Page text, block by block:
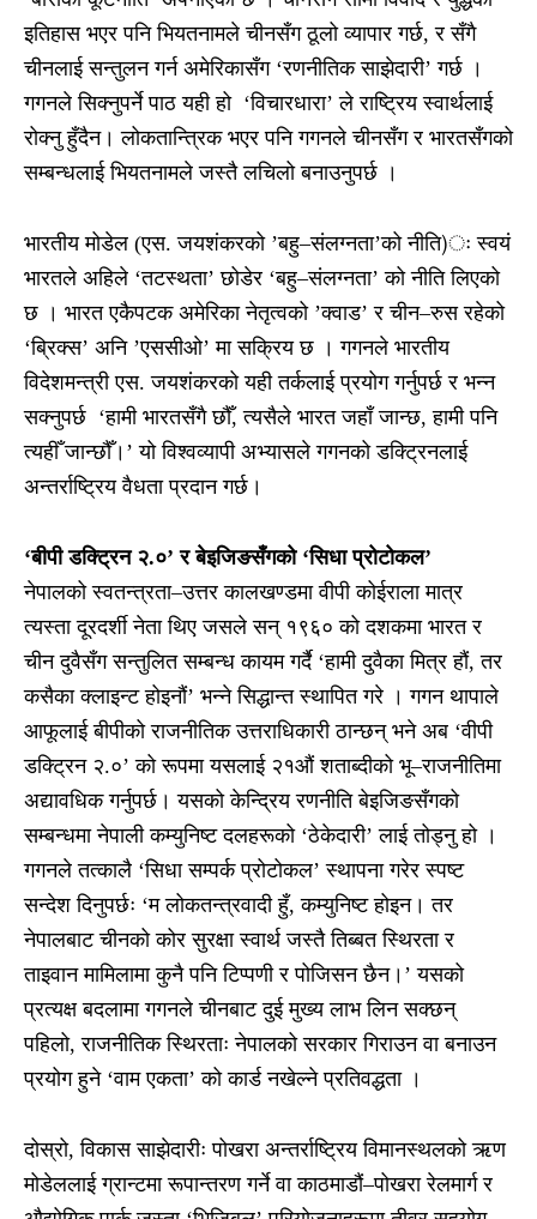
इतिहास भएर पनि भियतनामले चीनसँग ठूलो व्यापार गर्छ, र सँगै
चीनलाई सन्तुलन गर्न अमेरिकासँग ‘रणनीतिक साझेदारी’ गर्छ ।
गगनले सिक्नुपर्ने पाठ यही हो ‘विचारधारा’ ले राष्ट्रिय स्वार्थलाई
रोक्नु हुँदैन। लोकतान्त्रिक भएर पनि गगनले चीनसँग र भारतसँगको
सम्बन्धलाई भियतनामले जस्तै लचिलो बनाउनुपर्छ ।
भारतीय मोडेल (एस. जयशंकरको ’बहु–संलग्नता’को नीति)ः स्वयं
भारतले अहिले ‘तटस्थता’ छोडेर ‘बहु–संलग्नता’ को नीति लिएको
छ । भारत एकैपटक अमेरिका नेतृत्वको ’क्वाड’ र चीन–रुस रहेको
‘ब्रिक्स’ अनि ’एससीओ’ मा सक्रिय छ । गगनले भारतीय
विदेशमन्त्री एस. जयशंकरको यही तर्कलाई प्रयोग गर्नुपर्छ र भन्न
सक्नुपर्छ ‘हामी भारतसँगै छौँ, त्यसैले भारत जहाँ जान्छ, हामी पनि
त्यहीँ जान्छौँ।’ यो विश्वव्यापी अभ्यासले गगनको डक्ट्रिनलाई
अन्तर्राष्ट्रिय वैधता प्रदान गर्छ।
‘बीपी डक्ट्रिन २.०’ र बेइजिङसँगको ‘सिधा प्रोटोकल’
नेपालको स्वतन्त्रता–उत्तर कालखण्डमा वीपी कोईराला मात्र
त्यस्ता दूरदर्शी नेता थिए जसले सन् १९६० को दशकमा भारत र
चीन दुवैसँग सन्तुलित सम्बन्ध कायम गर्दै ‘हामी दुवैका मित्र हौं, तर
कसैका क्लाइन्ट होइनौं’ भन्ने सिद्धान्त स्थापित गरे । गगन थापाले
आफूलाई बीपीको राजनीतिक उत्तराधिकारी ठान्छन् भने अब ‘वीपी
डक्ट्रिन २.०’ को रूपमा यसलाई २१औं शताब्दीको भू–राजनीतिमा
अद्यावधिक गर्नुपर्छ। यसको केन्द्रिय रणनीति बेइजिङसँगको
सम्बन्धमा नेपाली कम्युनिष्ट दलहरूको ‘ठेकेदारी’ लाई तोड्नु हो ।
गगनले तत्कालै ‘सिधा सम्पर्क प्रोटोकल’ स्थापना गरेर स्पष्ट
सन्देश दिनुपर्छः ‘म लोकतन्त्रवादी हुँ, कम्युनिष्ट होइन। तर
नेपालबाट चीनको कोर सुरक्षा स्वार्थ जस्तै तिब्बत स्थिरता र
ताइवान मामिलामा कुनै पनि टिप्पणी र पोजिसन छैन।’ यसको
प्रत्यक्ष बदलामा गगनले चीनबाट दुई मुख्य लाभ लिन सक्छन्
पहिलो, राजनीतिक स्थिरताः नेपालको सरकार गिराउन वा बनाउन
प्रयोग हुने ‘वाम एकता’ को कार्ड नखेल्ने प्रतिवद्धता ।
दोस्रो, विकास साझेदारीः पोखरा अन्तर्राष्ट्रिय विमानस्थलको ऋण
मोडेललाई ग्रान्टमा रूपान्तरण गर्ने वा काठमाडौं–पोखरा रेलमार्ग र